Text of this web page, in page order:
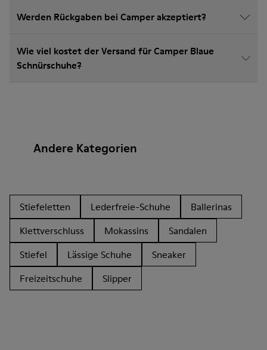
Werden Rückgaben bei Camper akzeptiert?
Wie viel kostet der Versand für Camper Blaue
Schnürschuhe?
Andere Kategorien
Stiefeletten Lederfreie-Schuhe
Ballerinas
Klettverschluss
Mokassins
Sandalen
Stiefel
Lässige Schuhe
Sneaker
Freizeitschuhe
Slipper